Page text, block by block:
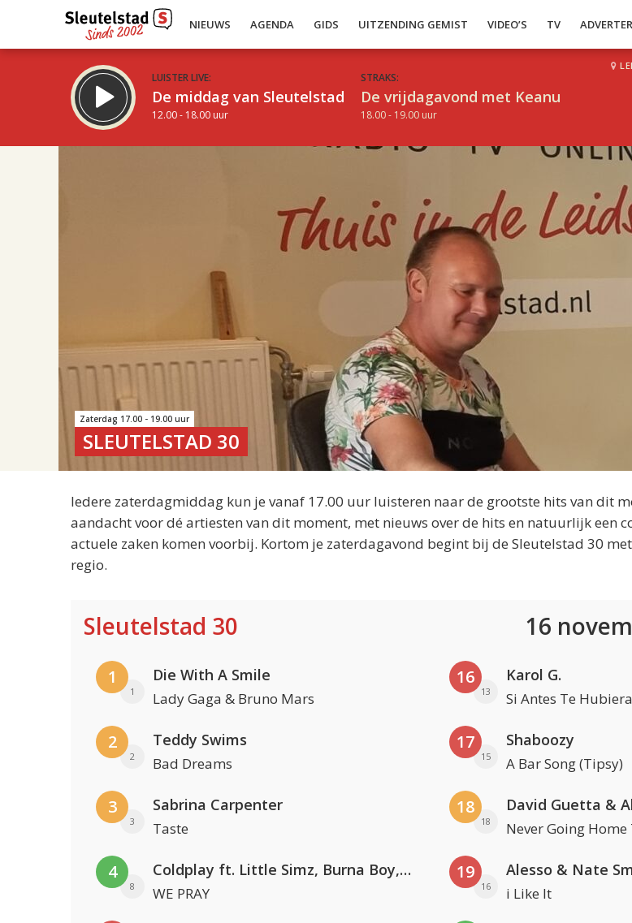
NIEUWS AGENDA GIDS UITZENDING GEMIST VIDEO’S TV
LUISTER LIVE:
De middag van Sleutelstad
12.00 - 18.00 uur
STRAKS:
De vrijdagavond met Keanu
18.00 - 19.00 uur
Zaterdag 17.00 - 19.00 uur
SLEUTELSTAD 30
Iedere zaterdagmiddag kun je vanaf 17.00 uur luisteren naar de grootste hits van dit
aandacht voor dé artiesten van dit moment, met nieuws over de hits en natuurlijk een
actuele zaken komen voorbij. Kortom je zaterdagavond begint bij de Sleutelstad 30
regio.
Sleutelstad 30 16
1
1
Die With A Smile
Lady Gaga & Bruno Mars
2
2
Teddy Swims
Bad Dreams
3
3
Sabrina Carpenter
Taste
4
8
Coldplay ft. Little Simz, Burna Boy, Elyanna & Tini
WE PRAY
16
13
Karol G.
Si Antes Te
17
15
Shaboozy
A Bar Song (Tipsy)
18
18 Never Going
19
16
Alesso & Nate
i Like It